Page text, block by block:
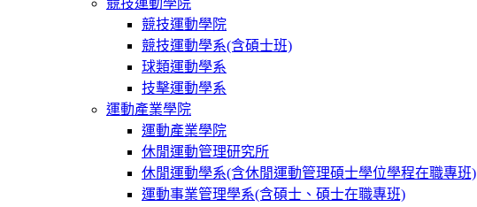
競技運動學院
競技運動學院
競技運動學系(含碩士班)
球類運動學系
技擊運動學系
運動產業學院
運動產業學院
休閒運動管理研究所
休閒運動學系(含休閒運動管理碩士學位學程在職專班)
運動事業管理學系(含碩士、碩士在職專班)